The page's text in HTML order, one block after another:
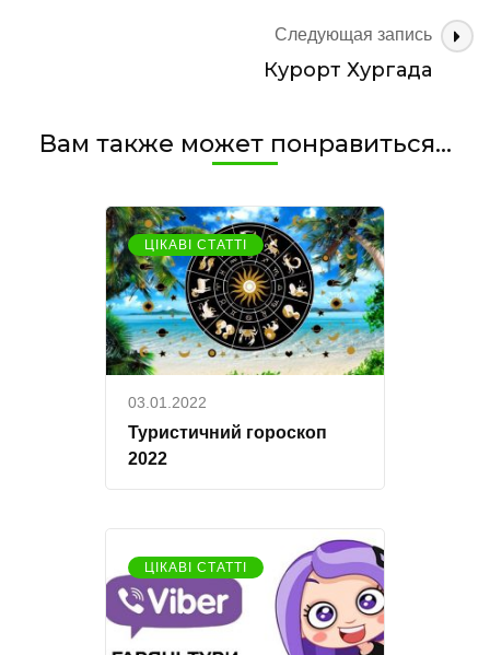
Следующая запись
Курорт Хургада
Вам также может понравиться...
ЦІКАВІ СТАТТІ
03.01.2022
Туристичний гороскоп
2022
ЦІКАВІ СТАТТІ